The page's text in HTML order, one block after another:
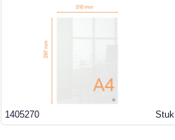
Stuk
1405270